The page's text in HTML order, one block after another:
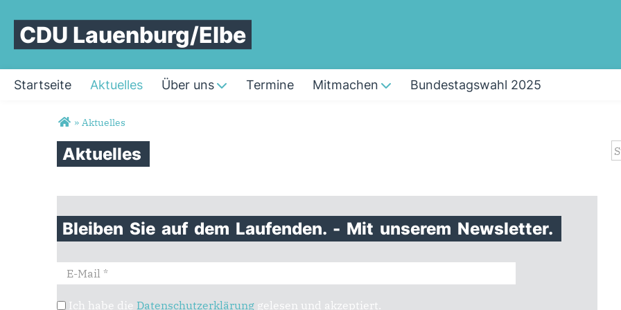
CDU Lauenburg/Elbe
Startseite Aktuelles Über uns Termine Mitmachen Bundestagswahl 2025
Sie sind hier
» Aktuelles
Aktuelles
Bleiben Sie auf dem Laufenden. - Mit unserem Newsletter.
E-Mail
Ich habe die Datenschutzerklärung gelesen und akzeptiert.